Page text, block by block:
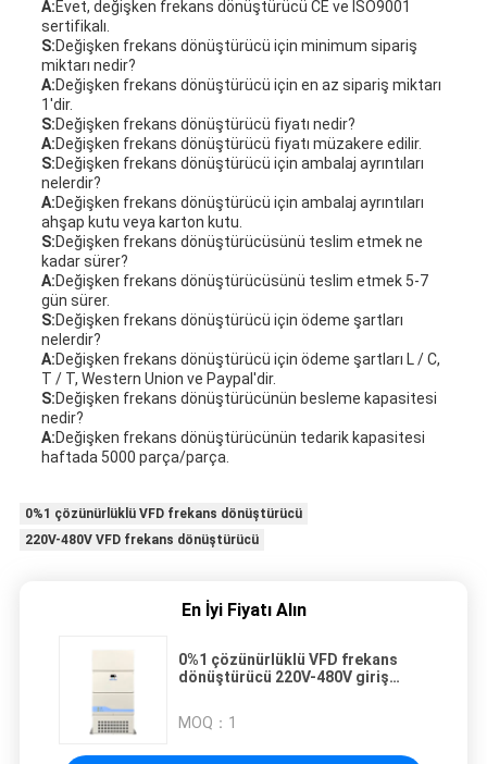
A:Evet, değişken frekans dönüştürücü CE ve ISO9001
sertifikalı.
S:Değişken frekans dönüştürücü için minimum sipariş
miktarı nedir?
A:Değişken frekans dönüştürücü için en az sipariş miktarı
1'dir.
S:Değişken frekans dönüştürücü fiyatı nedir?
A:Değişken frekans dönüştürücü fiyatı müzakere edilir.
S:Değişken frekans dönüştürücü için ambalaj ayrıntıları
nelerdir?
A:Değişken frekans dönüştürücü için ambalaj ayrıntıları
ahşap kutu veya karton kutu.
S:Değişken frekans dönüştürücüsünü teslim etmek ne
kadar sürer?
A:Değişken frekans dönüştürücüsünü teslim etmek 5-7
gün sürer.
S:Değişken frekans dönüştürücü için ödeme şartları
nelerdir?
A:Değişken frekans dönüştürücü için ödeme şartları L / C,
T / T, Western Union ve Paypal'dir.
S:Değişken frekans dönüştürücünün besleme kapasitesi
nedir?
A:Değişken frekans dönüştürücünün tedarik kapasitesi
haftada 5000 parça/parça.
0%1 çözünürlüklü VFD frekans dönüştürücü
220V-480V VFD frekans dönüştürücü
En İyi Fiyatı Alın
0%1 çözünürlüklü VFD frekans
dönüştürücü 220V-480V giriş
MOQ： 1